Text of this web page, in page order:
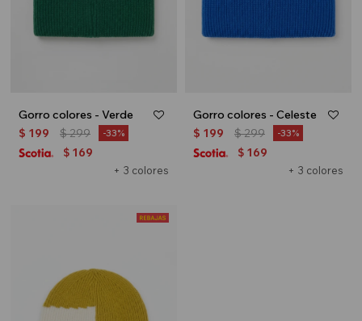
Gorro colores - Verde
+ 3 colores
$ 199 $299 33
$ 169
Gorro colores - Celeste
+ 3 colores
$ 199 $299 33
$ 169